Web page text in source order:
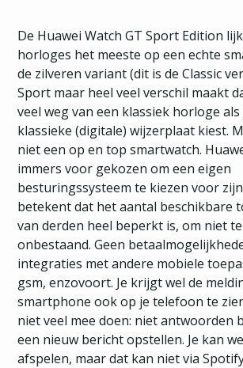
De Huawei Watch GT Sport Edition
horloges het meeste op een echte
de zilveren variant (dit is de Classic
Sport maar heel veel verschil maakt
veel weg van een klassiek horloge
klassieke (digitale) wijzerplaat kiest.
niet een op en top smartwatch.
immers voor gekozen om een eigen
besturingssysteem te kiezen voor
betekent dat het aantal beschikbare
van derden heel beperkt is, om niet
onbestaand. Geen
integraties met andere mobiele
gsm, enzovoort. Je krijgt wel de
smartphone ook op je telefoon te
niet veel mee doen: niet antwoorden
een nieuw bericht opstellen. Je kan
afspelen, maar dat kan niet via